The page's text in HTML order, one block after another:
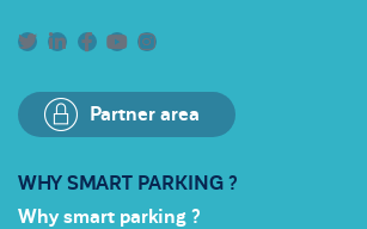
Partner area
WHY SMART PARKING ?
Why smart parking ?